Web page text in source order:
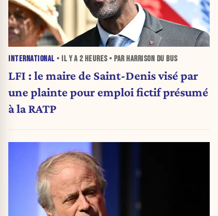
INTERNATIONAL • IL Y A 2 HEURES• PAR HARRISON DU BUS
LFI : le maire de Saint-Denis visé par
une plainte pour emploi fictif présumé
à la RATP